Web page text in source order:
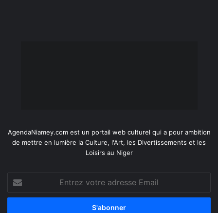
AgendaNiamey.com est un portail web culturel qui a pour ambition
de mettre en lumière la Culture, l'Art, les Divertissements et les
Loisirs au Niger
Entrez
votre
adresse